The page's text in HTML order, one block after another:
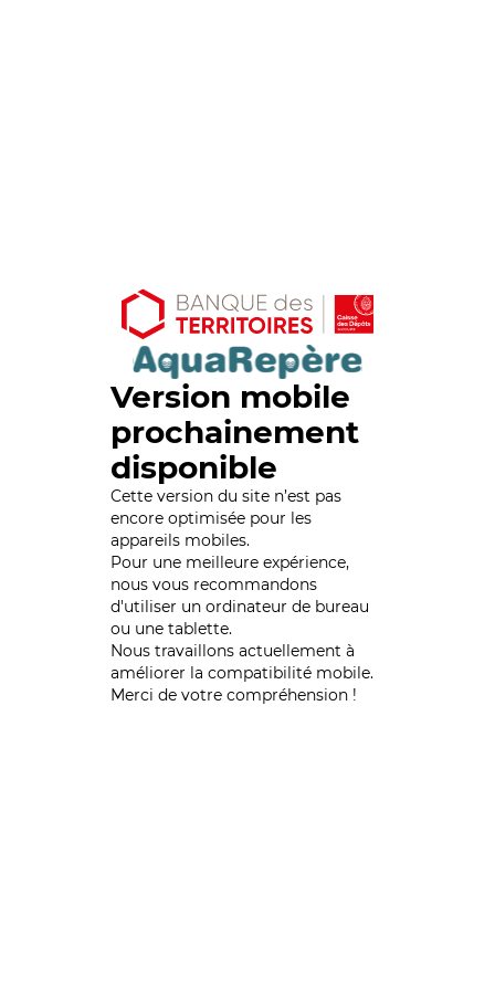
Version mobile
prochainement
disponible
Cette version du site n’est pas
encore optimisée pour les
appareils mobiles.
Pour une meilleure expérience,
nous vous recommandons
d'utiliser un ordinateur de bureau
ou une tablette.
Nous travaillons actuellement à
améliorer la compatibilité mobile.
Merci de votre compréhension !